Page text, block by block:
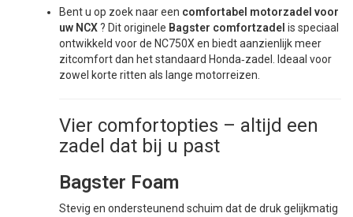
Bent u op zoek naar een comfortabel motorzadel voor
uw NCX? Dit originele Bagster comfortzadel is speciaal
ontwikkeld voor de NC750X en biedt aanzienlijk meer
zitcomfort dan het standaard Honda‑zadel. Ideaal voor
zowel korte ritten als lange motorreizen.
Vier comfortopties – altijd een
zadel dat bij u past
Bagster Foam
Stevig en ondersteunend schuim dat de druk gelijkmatig